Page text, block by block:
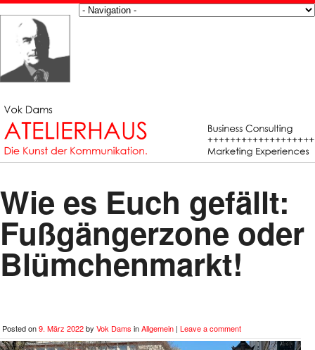
Wie es Euch gefällt:
Fußgängerzone oder
Blümchenmarkt!
Posted on9. März 2022by Vok Dams inAllgemein | Leave a comment